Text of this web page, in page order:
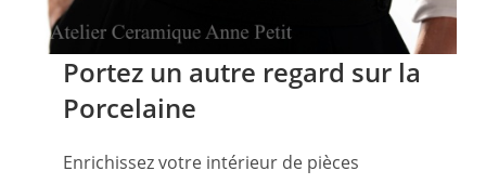
Portez un autre regard sur la
Porcelaine
Enrichissez votre intérieur de pièces